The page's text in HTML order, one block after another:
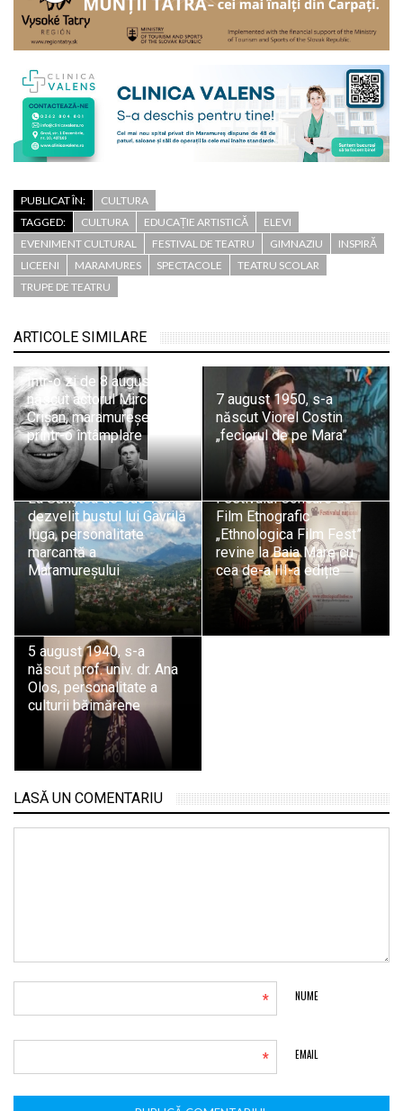
PUBLICAT ÎN:
CULTURA
TAGGED:
CULTURA EDUCAȚIE ARTISTICĂ
ELEVI
EVENIMENT CULTURAL
FESTIVAL DE TEATRU GIMNAZIU
INSPIRĂ
LICEENI
MARAMURES SPECTACOLE
TEATRU SCOLAR
TRUPE DE TEATRU
ARTICOLE SIMILARE
Într-o zi de 8 august s-a
născut actorul Mircea
Crișan, maramureșean
printr-o întâmplare
7 august 1950, s-a
născut Viorel Costin
„feciorul de pe Mara”
La Săliștea de Sus va fi
dezvelit bustul lui Gavrilă
Iuga, personalitate
marcantă a
Maramureșului
Festivalul Concurs de
Film Etnografic
„Ethnologica Film Fest”
revine la Baia Mare cu
cea de-a III-a ediție
5 august 1940, s-a
născut prof. univ. dr. Ana
Olos, personalitate a
culturii băimărene
LASĂ UN COMENTARIU
NUME
*
EMAIL
*